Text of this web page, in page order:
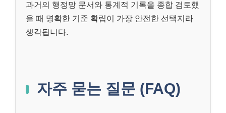
과거의 행정망 문서와 통계적 기록을 종합 검토했
을 때 명확한 기준 확립이 가장 안전한 선택지라
생각됩니다.
자주 묻는 질문 (FAQ)